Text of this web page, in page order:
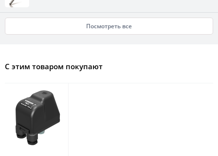
Посмотреть все
С этим товаром покупают